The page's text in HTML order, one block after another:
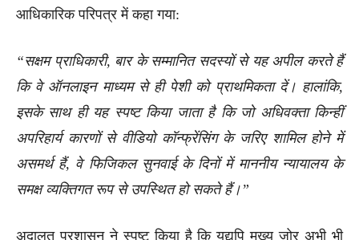
आधिकारिक परिपत्र में कहा गया:
“सक्षम प्राधिकारी, बार के सम्मानित सदस्यों से यह अपील करते हैं
कि वे ऑनलाइन माध्यम से ही पेशी को प्राथमिकता दें। हालांकि,
इसके साथ ही यह स्पष्ट किया जाता है कि जो अधिवक्ता किन्हीं
अपरिहार्य कारणों से वीडियो कॉन्फ्रेंसिंग के जरिए शामिल होने में
असमर्थ हैं, वे फिजिकल सुनवाई के दिनों में माननीय न्यायालय के
समक्ष व्यक्तिगत रूप से उपस्थित हो सकते हैं।”
अदालत प्रशासन ने स्पष्ट किया है कि यद्यपि मुख्य जोर अभी भी